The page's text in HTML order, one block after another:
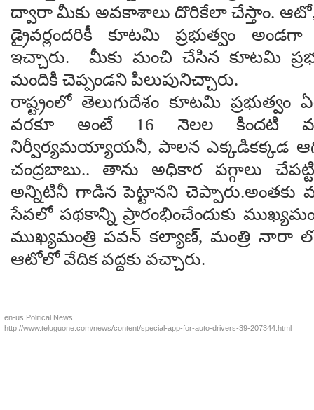
ద్వారా మీకు అవకాశాలు దొరికేలా చేస్తాం.
డ్రైవర్లందరికీ కూటమి ప్రభుత్వం
ఇచ్చారు. మీకు మంచి చేసిన కూటమి
మందికి చెప్పండని పిలుపునిచ్చారు.
రాష్ట్రంలో తెలుగుదేశం కూటమి ప్రభుత్వం
వరకూ అంటే 16 నెలల కిందటి
నిర్వీర్యమయ్యాయనీ, పాలన ఎక్కడికక్కడ
చంద్రబాబు.. తాను అధికార పగ్గాలు
అన్నిటినీ గాడిన పెట్టానని చెప్పారు.అంతకు
సేవలో పథకాన్ని ప్రారంభించేందుకు
ముఖ్యమంత్రి పవన్ కల్యాణ్, మంత్రి నారా
ఆటోలో వేదిక వద్దకు వచ్చారు.
en-us Political News
http://www.teluguone.com/news/content/special-app-for-auto-drivers-39-207344.html